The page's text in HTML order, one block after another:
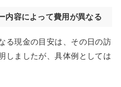
内容によって費用が異なる
る現金の目安は、その日の訪
しましたが、具体例としては